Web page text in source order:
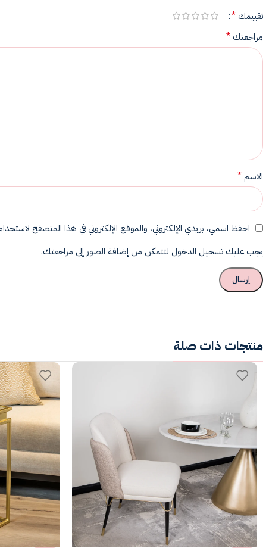
تقييمك *
مراجعتك *
الاسم*
احفظ اسمي، بريدي الإلكتروني، والموقع الإلكتروني في هذا المتصفح
يجب عليك تسجيل الدخول لتتمكن من إضافة الصور إلى مراجعتك.
منتجات ذات صلة